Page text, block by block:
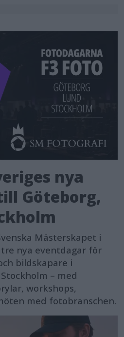
nya
Göteborg,
Mästerskapet i
nya eventdagar för
bildskapare i
– med
workshops,
med fotobranschen.